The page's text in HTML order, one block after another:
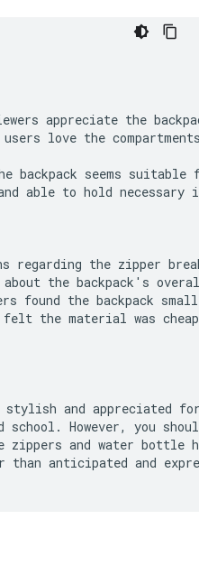
users love the
backpack seems
able to hold necessary
regarding the zipper
felt the material was
stylish and appreciated
However, you
and water bottle
than anticipated and